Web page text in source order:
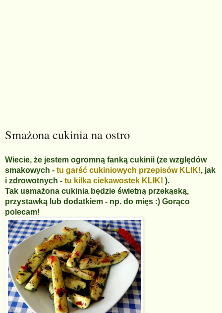
Smażona cukinia na ostro
Wiecie, że jestem ogromną fanką cukinii (ze względów
smakowych - tu garść cukiniowych przepisów KLIK!, jak
i zdrowotnych - tu kilka ciekawostek KLIK! ).
Tak usmażona cukinia będzie świetną przekąską,
przystawką lub dodatkiem - np. do mięs :) Gorąco
polecam!